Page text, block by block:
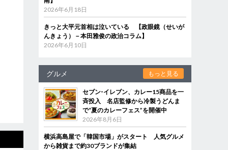
2026年6月18日
きっと大平元首相は泣いている 【政眼鏡（せいが
んきょう）－本田雅俊の政治コラム】
2026年6月10日
グルメ もっと見る
セブン‐イレブン、カレー15商品を一
斉投入 名店監修から冷製うどんま
で“夏のカレーフェス”を開催中
2026年8月6日
横浜高島屋で「韓国市場」がスタート 人気グルメ
から雑貨まで約30ブランドが集結